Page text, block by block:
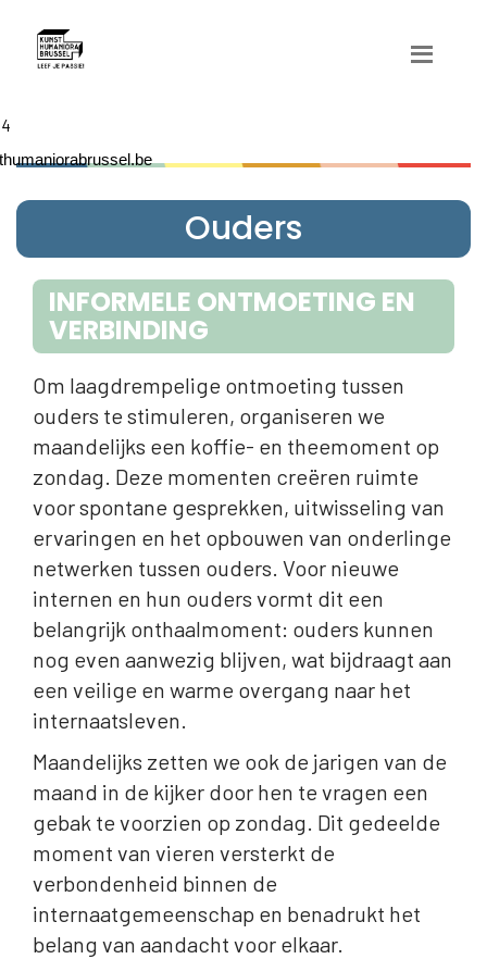
Ouders
INFORMELE ONTMOETING EN
VERBINDING
Om laagdrempelige ontmoeting tussen
ouders te stimuleren, organiseren we
maandelijks een koffie- en theemoment op
zondag. Deze momenten creëren ruimte
voor spontane gesprekken, uitwisseling van
ervaringen en het opbouwen van onderlinge
netwerken tussen ouders. Voor nieuwe
internen en hun ouders vormt dit een
belangrijk onthaalmoment: ouders kunnen
nog even aanwezig blijven, wat bijdraagt aan
een veilige en warme overgang naar het
internaatsleven.
Maandelijks zetten we ook de jarigen van de
maand in de kijker door hen te vragen een
gebak te voorzien op zondag. Dit gedeelde
moment van vieren versterkt de
verbondenheid binnen de
internaatgemeenschap en benadrukt het
belang van aandacht voor elkaar.